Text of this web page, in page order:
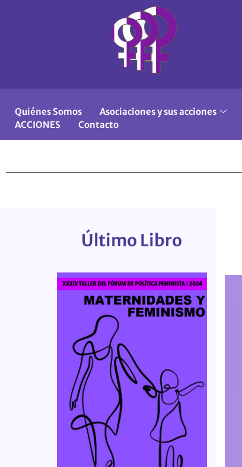
Quiénes Somos Asociaciones y sus acciones
ACCIONES
Contacto
Último Libro